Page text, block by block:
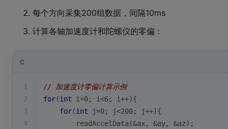
每个方向采集200组数据，间隔10ms
计算各轴加速度计和陀螺仪的零偏：
C
1
// 加速度计零偏计算示例
2
for(int i=0; i<6; i++){
3
for(int j=0; j<200; j++){
4
        readAccelData(&ax, &ay, &az);